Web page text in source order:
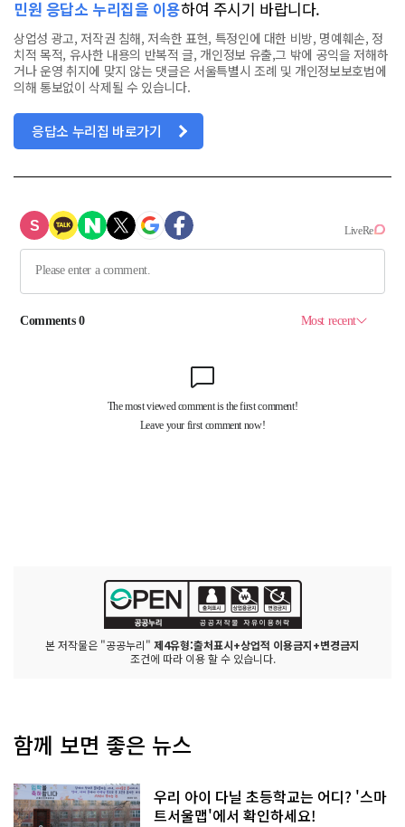
민원 응답소 누리집을 이용하여 주시기 바랍니다.
상업성 광고, 저작권 침해, 저속한 표현, 특정인에 대한 비방, 명예훼손, 정
치적 목적, 유사한 내용의 반복적 글, 개인정보 유출,그 밖에 공익을 저해하
거나 운영 취지에 맞지 않는 댓글은 서울특별시 조례 및 개인정보보호법에
의해 통보없이 삭제될 수 있습니다.
응답소 누리집 바로가기
본 저작물은 "공공누리" 제4유형:출처표시+상업적 이용금지+변경금지
조건에 따라 이용 할 수 있습니다.
함께 보면 좋은 뉴스
우리 아이 다닐 초등학교는 어디? '스마
트서울맵'에서 확인하세요!